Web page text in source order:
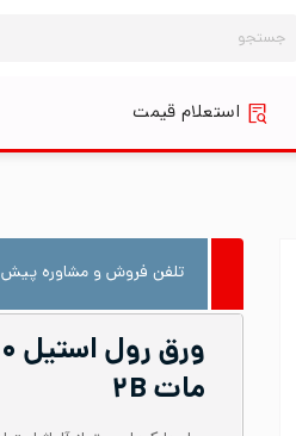
برای:
استعلام قیمت
تلفن فروش و مشاوره پیش
مات ۲B